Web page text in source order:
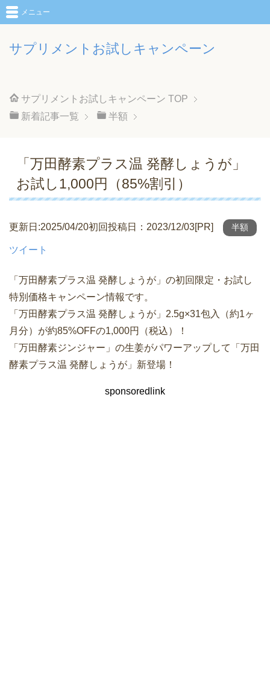
サプリメントお試しキャンペーン
メニュー
サプリメントお試しキャンペーン TOP
新着記事一覧
半額
「万田酵素プラス温 発酵しょうが」
お試し1,000円（85%割引）
更新日:2025/04/20初回投稿日：2023/12/03[PR] 半額
ツイート
「万田酵素プラス温 発酵しょうが」の初回限定・お試し
特別価格キャンペーン情報です。
「万田酵素プラス温 発酵しょうが」2.5g×31包入（約1ヶ
月分）が約85%OFFの1,000円（税込）！
「万田酵素ジンジャー」の生姜がパワーアップして「万田
酵素プラス温 発酵しょうが」新登場！
sponsoredlink